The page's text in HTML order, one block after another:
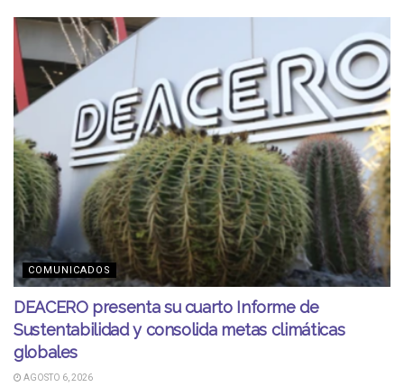
COMUNICADOS
DEACERO presenta su cuarto Informe de
Sustentabilidad y consolida metas climáticas
globales
AGOSTO 6, 2026